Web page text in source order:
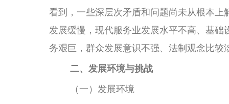
看到，一些深层次矛盾和问题尚未从根本
发展缓慢，现代服务业发展水平不高、基
务艰巨，群众发展意识不强、法制观念比
二、发展环境与挑战
（一）发展环境